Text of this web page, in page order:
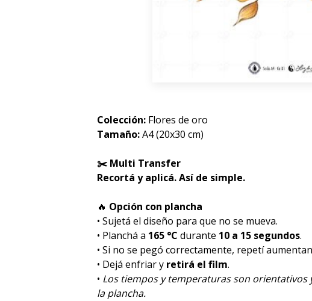
Colección: Flores de oro
Tamaño:A4 (20x30 cm)
✂️ Multi Transfer
Recortá y aplicá. Así de simple.
🔥 Opción con plancha
• Sujetá el diseño para que no se mueva.
• Planchá a 165 °C durante 10 a 15 segundos.
• Si no se pegó correctamente, repetí
• Dejá enfriar y retirá el film.
• Los tiempos y temperaturas son orientativos
la plancha.